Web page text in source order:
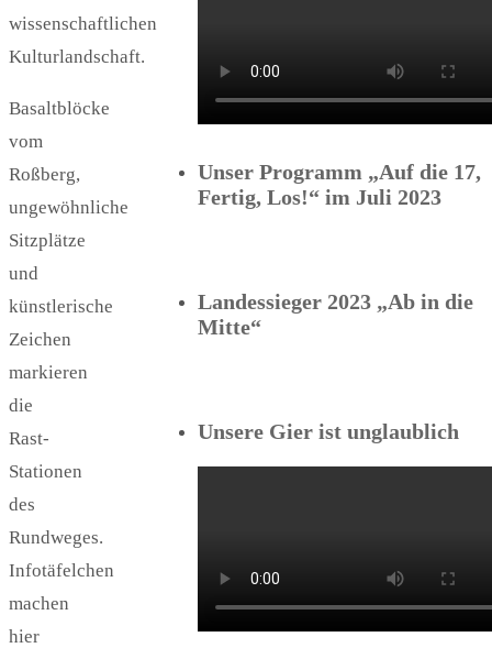
wissenschaftlichen
Kulturlandschaft.
Basaltblöcke
vom
Roßberg,
ungewöhnliche
Sitzplätze
und
künstlerische
Zeichen
markieren
die
Rast-
Stationen
des
Rundweges.
Infotäfelchen
machen
hier
Unser Programm „Auf die 17,
Fertig, Los!“ im Juli 2023
Landessieger 2023 „Ab in die
Mitte“
Unsere Gier ist unglaublich